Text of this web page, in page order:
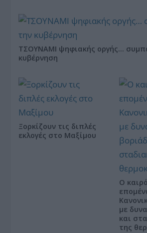
ΤΣΟΥΝΑΜΙ ψηφιακής οργής…
κυβέρνηση
Ξορκίζουν τις διπλές
εκλογές στο Μαξίμου
Ο
με
και
της